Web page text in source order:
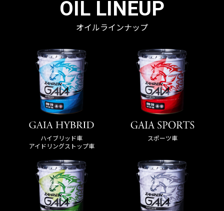
OIL LINEUP
オイルラインナップ
ハイブリッド車
アイドリングストップ車
スポーツ車